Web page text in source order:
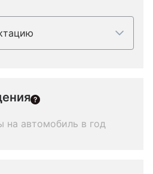
автомобиль в год